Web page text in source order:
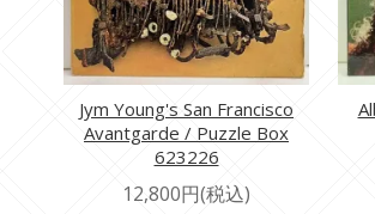
Jym Young's San Francisco
Avantgarde / Puzzle Box
623226
12,800円(税込)